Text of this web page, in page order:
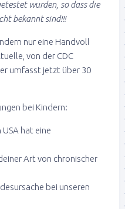
wurden, so dass die
bekannt sind!!!
nur eine Handvoll
von der CDC
umfasst jetzt über 30
bei Kindern:
hat eine
Art von chronischer
bei unseren